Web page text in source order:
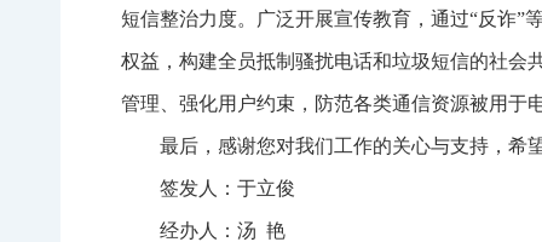
短信整治力度。广泛开展宣传教育，通过“反诈”
权益，构建全员抵制骚扰电话和垃圾短信的社会
管理、强化用户约束，防范各类通信资源被用于
最后，感谢您对我们工作的关心与支持，希
签发人：于立俊
经办人：汤 艳